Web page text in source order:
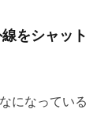
をシャット
になっている